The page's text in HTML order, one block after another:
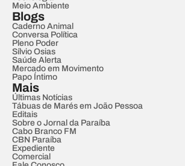
Meio Ambiente
Blogs
Caderno Animal
Conversa Política
Pleno Poder
Sílvio Osias
Saúde Alerta
Mercado em Movimento
Papo Íntimo
Mais
Últimas Notícias
Tábuas de Marés em João Pessoa
Editais
Sobre o Jornal da Paraíba
Cabo Branco FM
CBN Paraíba
Expediente
Comercial